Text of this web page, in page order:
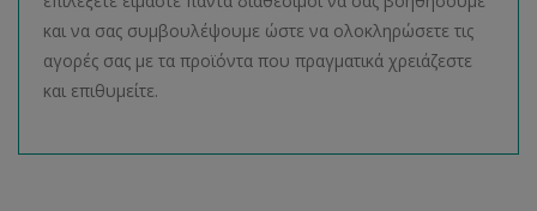
και να σας συμβουλέψουμε ώστε να ολοκληρώσετε τις
αγορές σας με τα προϊόντα που πραγματικά χρειάζεστε
και επιθυμείτε.